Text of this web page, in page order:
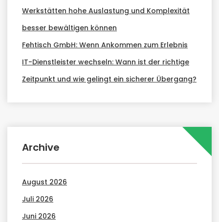
Werkstätten hohe Auslastung und Komplexität
besser bewältigen können
Fehtisch GmbH: Wenn Ankommen zum Erlebnis
IT-Dienstleister wechseln: Wann ist der richtige
Zeitpunkt und wie gelingt ein sicherer Übergang?
Archive
August 2026
Juli 2026
Juni 2026